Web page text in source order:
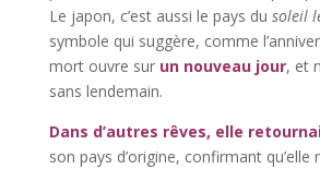
Le japon, c’est aussi le pays du soleil
symbole qui suggère, comme
mort ouvre sur un nouveau jour, et
sans lendemain.
Dans d’autres rêves, elle
son pays d’origine, confirmant